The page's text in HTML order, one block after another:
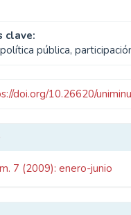
clave:
pública,
doi.org/10.26620/
7 (2009): enero-junio